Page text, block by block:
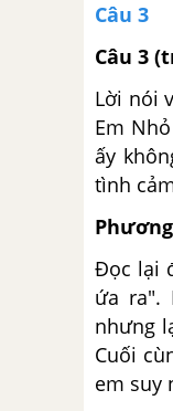
Câu 3
Câu 3
Lời nói
Em
ấy
tình
Đọc lại
ứa ra".
nhưng
Cuối
em suy